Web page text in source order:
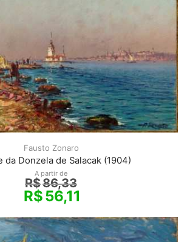
Fausto Zonaro
da Donzela de Salacak (1904)
A partir de
R$86,33
R$56,11